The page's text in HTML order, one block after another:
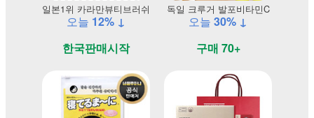
일본1위 카라만뷰티브러쉬
오늘 12% ↓
한국판매시작
독일 크루거 발포비타민C
오늘 30% ↓
구매 70+